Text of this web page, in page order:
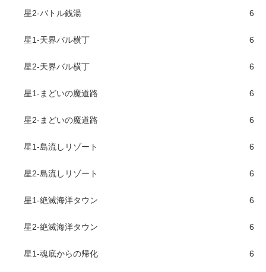
星2-バトル銭湯 6
星1-天界バル横丁 6
星2-天界バル横丁 6
星1-まどいの魔道路 6
星2-まどいの魔道路 6
星1-島流しリゾート 6
星2-島流しリゾート 6
星1-絶滅海洋タウン 6
星2-絶滅海洋タウン 6
星1-魂底からの帰化 6